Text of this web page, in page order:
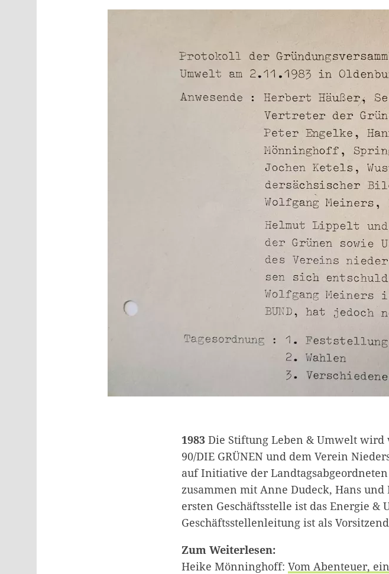
1983 Die Stiftung Leben & Umwelt wird
90/DIE GRÜNEN und dem Verein
auf Initiative der
zusammen mit Anne Dudeck, Hans
ersten Geschäftsstelle ist das Energie &
Geschäftsstellenleitung ist als
Zum Weiterlesen:
Heike Mönninghoff: Vom Abenteuer,